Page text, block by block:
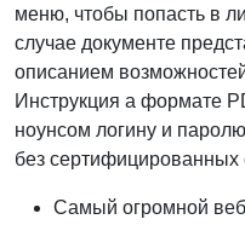
меню, чтобы попасть в
случае документе
описанием
Инструкция а формате
ноунсом логину и
без сертифицированных
Самый огромной